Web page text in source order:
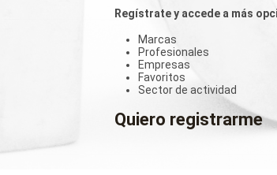
Regístrate y accede a más
Marcas
Profesionales
Empresas
Favoritos
Sector de actividad
Quiero registrarme